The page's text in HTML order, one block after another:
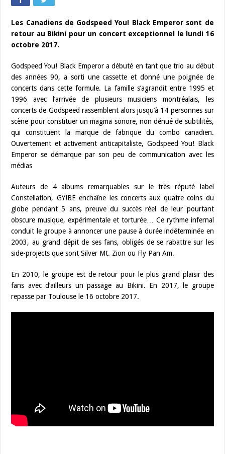
Les Canadiens de Godspeed You! Black Emperor sont de
retour au Bikini pour un concert exceptionnel le lundi 16
octobre 2017.
Godspeed You! Black Emperor a débuté en tant que trio au début
des années 90, a sorti une cassette et donné une poignée de
concerts dans cette formule. La famille s’agrandit entre 1995 et
1996 avec l’arrivée de plusieurs musiciens montréalais, les
concerts de Godspeed rassemblent alors jusqu’à 14 personnes sur
scène pour constituer un magma sonore, non dénué de subtilités,
qui constituent la marque de fabrique du combo canadien.
Ouvertement et activement anticapitaliste, Godspeed You! Black
Emperor se démarque par son peu de communication avec les
médias
Auteurs de 4 albums remarquables sur le très réputé label
Constellation, GY!BE enchaîne les concerts aux quatre coins du
globe pendant 5 ans, preuve du succès réel de leur pourtant
obscure musique, expérimentale et torturée… Ce rythme infernal
conduit le groupe à annoncer une pause à durée indéterminée en
2003, au grand dépit de ses fans, obligés de se rabattre sur les
side-projects que sont Silver Mt. Zion ou Fly Pan Am.
En 2010, le groupe est de retour pour le plus grand plaisir des
fans avec d’ailleurs un passage au Bikini. En 2017, le groupe
repasse par Toulouse le 16 octobre 2017.